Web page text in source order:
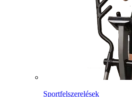
Sportfelszerelések